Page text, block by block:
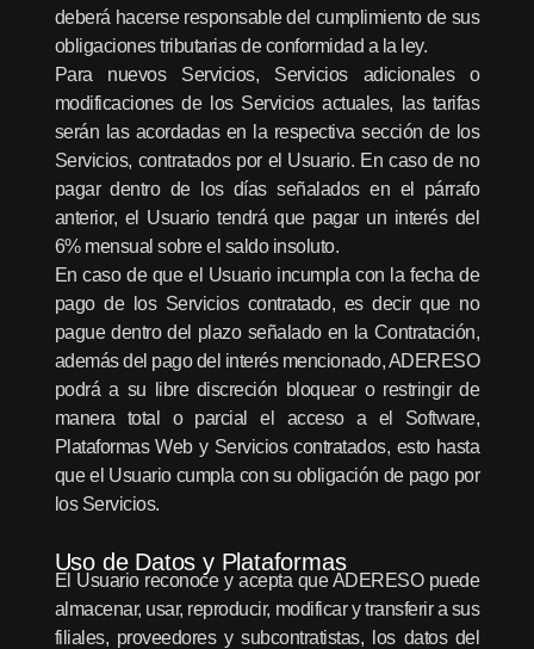
deberá hacerse responsable del cumplimiento de sus
obligaciones tributarias de conformidad a la ley.
Para nuevos Servicios, Servicios adicionales o
modificaciones de los Servicios actuales, las tarifas
serán las acordadas en la respectiva sección de los
Servicios, contratados por el Usuario. En caso de no
pagar dentro de los días señalados en el párrafo
anterior, el Usuario tendrá que pagar un interés del
6% mensual sobre el saldo insoluto.
En caso de que el Usuario incumpla con la fecha de
pago de los Servicios contratado, es decir que no
pague dentro del plazo señalado en la Contratación,
además del pago del interés mencionado, ADERESO
podrá a su libre discreción bloquear o restringir de
manera total o parcial el acceso a el Software,
Plataformas Web y Servicios contratados, esto hasta
que el Usuario cumpla con su obligación de pago por
los Servicios.
Uso de Datos y Plataformas
El Usuario reconoce y acepta que ADERESO puede
almacenar, usar, reproducir, modificar y transferir a sus
filiales, proveedores y subcontratistas, los datos del